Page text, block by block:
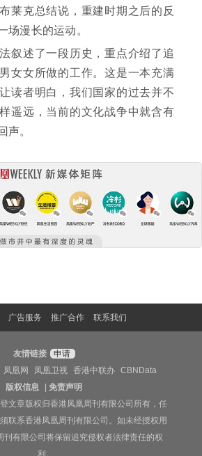
莱克总结说，重建时期之后的反
场漫长的运动。
叙述了一段历史，重点介绍了追
女女所做的工作。这是一本充满
读者明白，我们国家的过去并不
遥远，当前的文化战争中就含有
声。
广告服务 推广合作 联系我们
友情链接 申请
凤凰网 凤凰卫视 香港中联办
CBNData
版权信息
|免责声明
文章版权归香港凤凰周刊有限公司所有，任
联系香港凤凰周刊有限公司。如未经授权用
刊有限公司将保留追究侵权者法律责任的权
利。